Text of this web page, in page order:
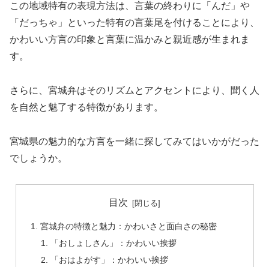
この地域特有の表現方法は、言葉の終わりに「んだ」や
「だっちゃ」といった特有の言葉尾を付けることにより、
かわいい方言の印象と言葉に温かみと親近感が生まれま
す。
さらに、宮城弁はそのリズムとアクセントにより、聞く人
を自然と魅了する特徴があります。
宮城県の魅力的な方言を一緒に探してみてはいかがだった
でしょうか。
目次
宮城弁の特徴と魅力：かわいさと面白さの秘密
「おしょしさん」：かわいい挨拶
「おはよがす」：かわいい挨拶